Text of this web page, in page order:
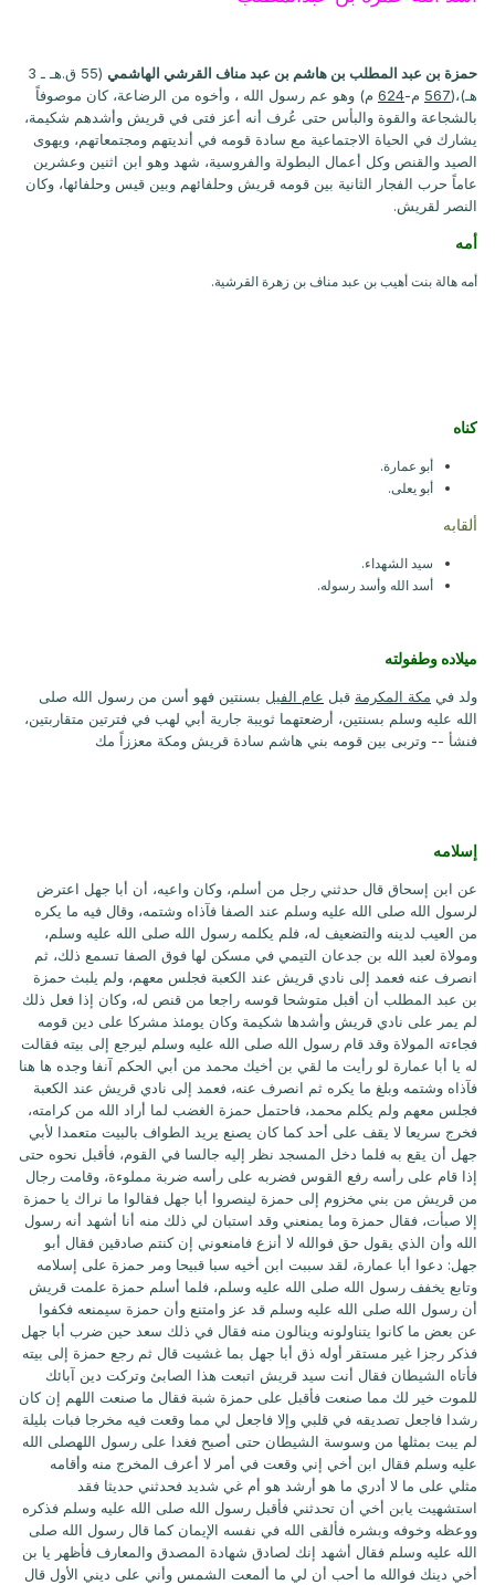
حمزة بن عبد المطلب بن هاشم بن عبد مناف القرشي الهاشمي
(55 ق.هـ ـ 3
هـ)،(567م-624م) وهو عم رسول الله ، وأخوه من الرضاعة، كان موصوفاً
بالشجاعة والقوة والبأس حتى عُرف أنه أعز فتى في قريش وأشدهم شكيمة،
يشارك في الحياة الاجتماعية مع سادة قومه في أنديتهم ومجتمعاتهم، ويهوى
الصيد والقنص وكل أعمال البطولة والفروسية، شهد وهو ابن اثنين وعشرين
عاماً حرب الفجار الثانية بين قومه قريش وحلفائهم وبين قيس وحلفائها، وكان
النصر لقريش.
أمه
أمه هالة بنت أهيب بن عبد مناف بن زهرة القرشية.
كناه
أبو عمارة.
أبو يعلى.
ألقابه
سيد الشهداء.
أسد الله وأسد رسوله.
ميلاده وطفولته
ولد فيمكة المكرمةقبل عام الفيلبسنتين فهو أسن من رسول الله صلى
الله عليه وسلم بسنتين، أرضعتهما ثويبة جارية أبي لهب في فترتين متقاربتين،
فنشأ -- وتربى بين قومه بني هاشم سادة قريش ومكة معززاً مك
إسلامه
عن ابن إسحاق قال حدثني رجل من أسلم، وكان واعيه، أن أبا جهل اعترض
لرسول الله صلى الله عليه وسلم عند الصفا فآذاه وشتمه، وقال فيه ما يكره
من العيب لدينه والتضعيف له، فلم يكلمه رسول الله صلى الله عليه وسلم،
ومولاة لعبد الله بن جدعان التيمي في مسكن لها فوق الصفا تسمع ذلك، ثم
انصرف عنه فعمد إلى نادي قريش عند الكعبة فجلس معهم، ولم يلبث حمزة
بن عبد المطلب أن أقبل متوشحا قوسه راجعا من قنص له، وكان إذا فعل ذلك
لم يمر على نادي قريش وأشدها شكيمة وكان يومئذ مشركا على دين قومه
فجاءته المولاة وقد قام رسول الله صلى الله عليه وسلم ليرجع إلى بيته فقالت
له يا أبا عمارة لو رأيت ما لقي بن أخيك محمد من أبي الحكم آنفا وجده ها هنا
فآذاه وشتمه وبلغ ما يكره ثم انصرف عنه، فعمد إلى نادي قريش عند الكعبة
فجلس معهم ولم يكلم محمد، فاحتمل حمزة الغضب لما أراد الله من كرامته،
فخرج سريعا لا يقف على أحد كما كان يصنع يريد الطواف بالبيت متعمدا لأبي
جهل أن يقع به فلما دخل المسجد نظر إليه جالسا في القوم، فأقبل نحوه حتى
إذا قام على رأسه رفع القوس فضربه على رأسه ضربة مملوءة، وقامت رجال
من قريش من بني مخزوم إلى حمزة لينصروا أبا جهل فقالوا ما نراك يا حمزة
إلا صبأت، فقال حمزة وما يمنعني وقد استبان لي ذلك منه أنا أشهد أنه رسول
الله وأن الذي يقول حق فوالله لا أنزع فامنعوني إن كنتم صادقين فقال أبو
جهل: دعوا أبا عمارة، لقد سببت ابن أخيه سبا قبيحا ومر حمزة على إسلامه
وتابع يخفف رسول الله صلى الله عليه وسلم، فلما أسلم حمزة علمت قريش
أن رسول الله صلى الله عليه وسلم قد عز وامتنع وأن حمزة سيمنعه فكفوا
عن بعض ما كانوا يتناولونه وينالون منه فقال في ذلك سعد حين ضرب أبا جهل
فذكر رجزا غير مستقر أوله ذق أبا جهل بما غشيت قال ثم رجع حمزة إلى بيته
فأتاه الشيطان فقال أنت سيد قريش اتبعت هذا الصابئ وتركت دين آبائك
للموت خير لك مما صنعت فأقبل على حمزة شبة فقال ما صنعت اللهم إن كان
رشدا فاجعل تصديقه في قلبي وإلا فاجعل لي مما وقعت فيه مخرجا فبات بليلة
لم يبت بمثلها من وسوسة الشيطان حتى أصبح فغدا على رسول اللهصلى الله
عليه وسلم فقال ابن أخي إني وقعت في أمر لا أعرف المخرج منه وأقامه
مثلي على ما لا أدري ما هو أرشد هو أم غي شديد فحدثني حديثا فقد
استشهيت يابن أخي أن تحدثني فأقبل رسول الله صلى الله عليه وسلم فذكره
ووعظه وخوفه وبشره فألقى الله في نفسه الإيمان كما قال رسول الله صلى
الله عليه وسلم فقال أشهد إنك لصادق شهادة المصدق والمعارف فأظهر يا بن
أخي دينك فوالله ما أحب أن لي ما ألمعت الشمس وأني على ديني الأول قال